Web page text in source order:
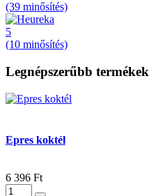
(39 minősítés)
5
(10 minősítés)
Legnépszerűbb termékek
Epres koktél
6 396 Ft